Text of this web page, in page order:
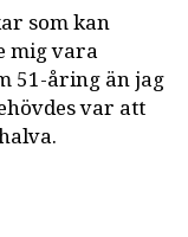
som kan
mig vara
51-åring än jag
var att